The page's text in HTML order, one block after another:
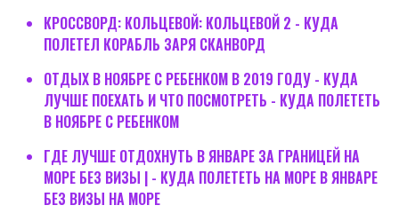
КРОССВОРД: КОЛЬЦЕВОЙ: КОЛЬЦЕВОЙ 2 - КУДА
ПОЛЕТЕЛ КОРАБЛЬ ЗАРЯ СКАНВОРД
ОТДЫХ В НОЯБРЕ С РЕБЕНКОМ В 2019 ГОДУ - КУДА
ЛУЧШЕ ПОЕХАТЬ И ЧТО ПОСМОТРЕТЬ - КУДА ПОЛЕТЕТЬ
В НОЯБРЕ С РЕБЕНКОМ
ГДЕ ЛУЧШЕ ОТДОХНУТЬ В ЯНВАРЕ ЗА ГРАНИЦЕЙ НА
МОРЕ БЕЗ ВИЗЫ | - КУДА ПОЛЕТЕТЬ НА МОРЕ В ЯНВАРЕ
БЕЗ ВИЗЫ НА МОРЕ